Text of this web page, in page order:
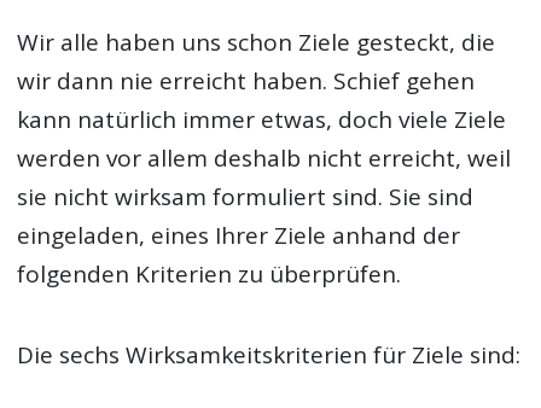
Wir alle haben uns schon Ziele gesteckt, die
wir dann nie erreicht haben. Schief gehen
kann natürlich immer etwas, doch viele Ziele
werden vor allem deshalb nicht erreicht, weil
sie nicht wirksam formuliert sind. Sie sind
eingeladen, eines Ihrer Ziele anhand der
folgenden Kriterien zu überprüfen.
Die sechs Wirksamkeitskriterien für Ziele sind: